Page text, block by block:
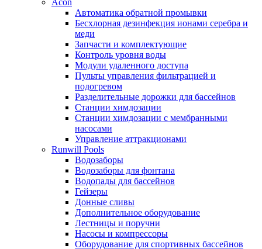
Acon
Автоматика обратной промывки
Беcхлорная дезинфекция ионами серебра и
меди
Запчасти и комплектующие
Контроль уровня воды
Модули удаленного доступа
Пульты управления фильтрацией и
подогревом
Разделительные дорожки для бассейнов
Станции химдозации
Станции химдозации с мембранными
насосами
Управление аттракционами
Runwill Pools
Водозаборы
Водозаборы для фонтана
Водопады для бассейнов
Гейзеры
Донные сливы
Дополнительное оборудование
Лестницы и поручни
Насосы и компрессоры
Оборудование для спортивных бассейнов